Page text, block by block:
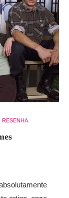
RESENHA